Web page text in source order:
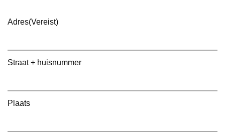
Adres(Vereist)
Straat + huisnummer
Plaats